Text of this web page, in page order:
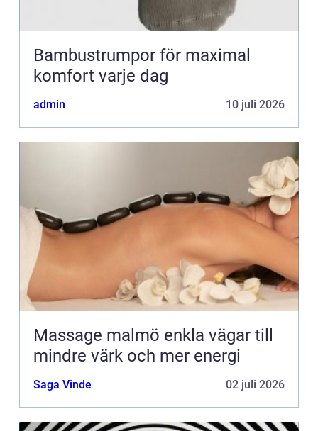
Bambustrumpor för maximal
komfort varje dag
admin 10 juli 2026
Massage malmö enkla vägar till
mindre värk och mer energi
Saga Vinde 02 juli 2026